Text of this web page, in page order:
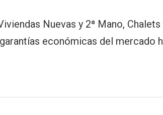
Nuevas y 2ª Mano,
económicas del mercado